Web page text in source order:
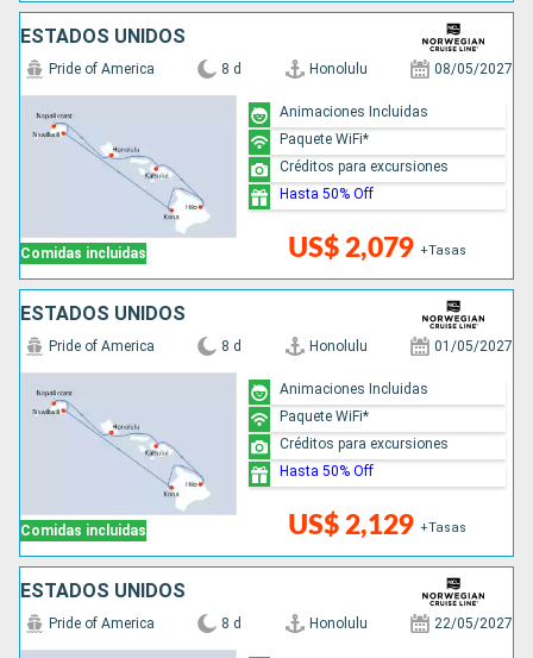
ESTADOS UNIDOS
Comidas incluidas
Pride of America 8 d Honolulu 08/05/2027
US$ 2,079 +Tasas
Animaciones Incluidas
Paquete WiFi*
Créditos para excursiones
Hasta 50% Off
ESTADOS UNIDOS
Comidas incluidas
Pride of America 8 d Honolulu 01/05/2027
US$ 2,129 +Tasas
Animaciones Incluidas
Paquete WiFi*
Créditos para excursiones
Hasta 50% Off
ESTADOS UNIDOS
Pride of America 8 d Honolulu 22/05/2027